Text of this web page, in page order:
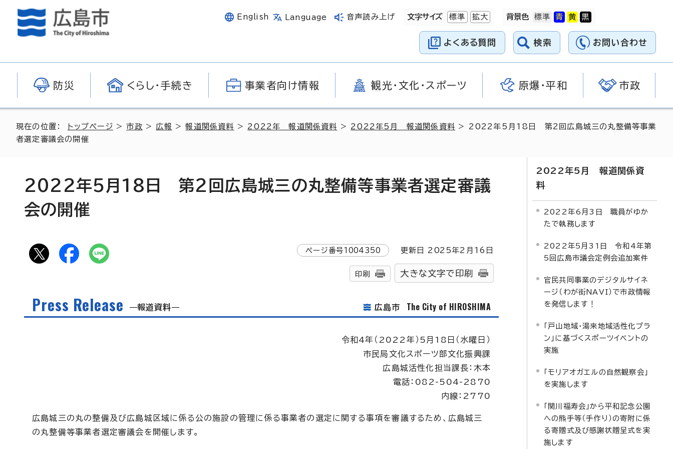
English Language 音声読み上げ 文字サイズ 標準 拡大 背景色
よくある質問 検索 お問い合わせ
防災 くらし・手続き 事業者向け情報 観光・文化・スポーツ 原爆・平和 市政
現在の位置： トップページ >市政 > 広報 >報道関係資料 > 2022年 報道関係資料 > 2022年5月 報道関係資料 > 2022年5月18日 第2回広島城三の丸整備等事業
者選定審議会の開催
2022年5月18日 第2回広島城三の丸整備等事業者選定審議
会の開催
ページ番号1004350 更新日 2025年2月 16 日
印刷 大きな文字で印刷
Press Release 報道資料 広島市 The City of HIROSHIMA
令和4年（2022年）5月18日（水曜日）
市民局文化スポーツ部文化振興課
広島城活性化担当課長：木本
電話：082-504-2870
内線：2770
広島城三の丸の整備及び広島城区域に係る公の施設の管理に係る事業者の選定に関する事項を審議するため、広島城三
の丸整備等事業者選定審議会を開催します。
2022年5月 報道関係資
料
2022年6月3日 職員がゆか
たで執務します
2022年5月31日 令和4年第
5回広島市議会定例会追加案件
官民共同事業のデジタルサイネ
ージ（わが街NAVI）で市政情報
を発信します！
「戸山地域・湯来地域活性化プラ
ン」に基づくスポーツイベントの
実施
「モリアオガエルの自然観察会」
を実施します
「関川福寿会」から平和記念公園
への熊手等（手作り）の寄附に係
る寄贈式及び感謝状贈呈式を実
施します